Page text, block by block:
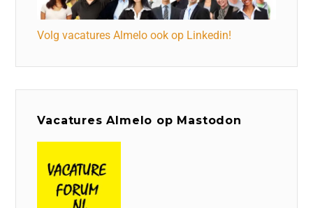
Volg vacatures Almelo ook op Linkedin!
Vacatures Almelo op Mastodon